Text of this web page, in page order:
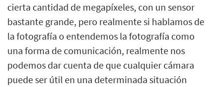
cierta cantidad de megapíxeles, con un sensor
bastante grande, pero realmente si hablamos de
la fotografía o entendemos la fotografía como
una forma de comunicación, realmente nos
podemos dar cuenta de que cualquier cámara
puede ser útil en una determinada situación